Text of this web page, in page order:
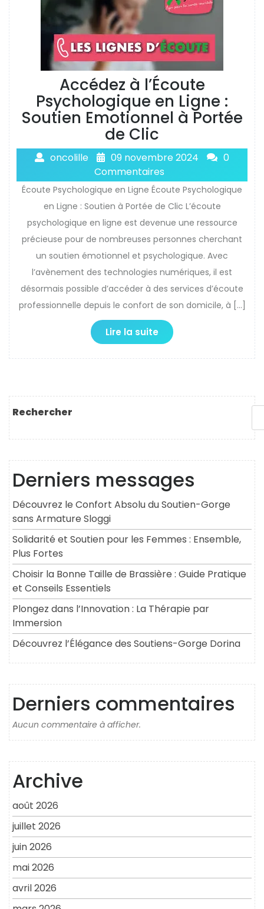
Accédez à l’Écoute
Psychologique en Ligne :
Soutien Emotionnel à Portée
de Clic
oncolille 09 novembre 2024
0
Commentaires
Écoute Psychologique en Ligne Écoute Psychologique
en Ligne : Soutien à Portée de Clic L’écoute
psychologique en ligne est devenue une ressource
précieuse pour de nombreuses personnes cherchant
un soutien émotionnel et psychologique. Avec
l’avènement des technologies numériques, il est
désormais possible d’accéder à des services d’écoute
professionnelle depuis le confort de son domicile, à […]
Lire la suite
Rechercher
Derniers messages
Découvrez le Confort Absolu du Soutien-Gorge
sans Armature Sloggi
Solidarité et Soutien pour les Femmes : Ensemble,
Plus Fortes
Choisir la Bonne Taille de Brassière : Guide Pratique
et Conseils Essentiels
Plongez dans l’Innovation : La Thérapie par
Immersion
Découvrez l’Élégance des Soutiens-Gorge Dorina
Derniers commentaires
Aucun commentaire à afficher.
Archive
août 2026
juillet 2026
juin 2026
mai 2026
avril 2026